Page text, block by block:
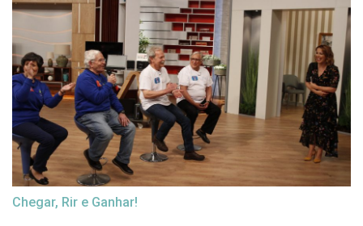
Chegar, Rir e Ganhar!